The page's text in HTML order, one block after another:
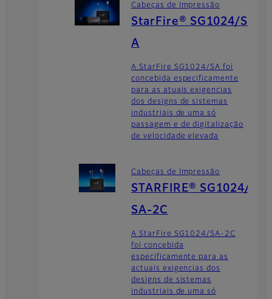
Cabeças de Impressão
StarFire® SG1024/S
A
A StarFire SG1024/SA foi
concebida especificamente
para as atuais exigencias
dos designs de sistemas
industriais de uma só
passagem e de digitalização
de velocidade elevada
Cabeças de Impressão
STARFIRE® SG1024/
SA-2C
A StarFire SG1024/SA-2C
foi concebida
especificamente para as
actuais exigencias dos
designs de sistemas
industriais de uma só